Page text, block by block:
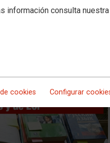
información consulta nuestra
cookies Configurar
exclusivamente el anexo
especial, contradiciendo lo